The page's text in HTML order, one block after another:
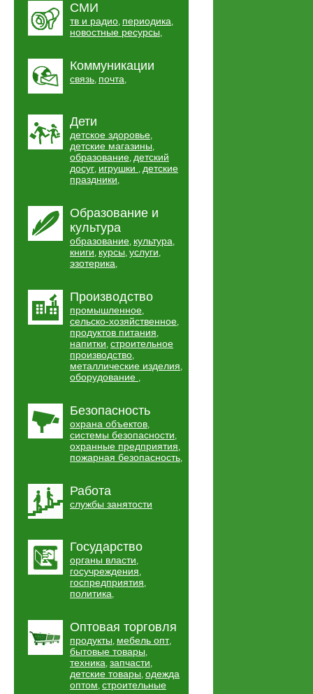
СМИ
тв и радио, периодика,
новостные ресурсы,
Коммуникации
связь, почта,
Дети
детское здоровье,
детские магазины,
образование, детский
досуг, игрушки , детские
праздники,
Образование и
культура
образование, культура,
книги, курсы, услуги,
эзотерика,
Производство
промышленное,
сельско-хозяйственное,
продуктов питания,
напитки, строительное
производство,
металлические изделия,
оборудование ,
Безопасность
охрана объектов,
системы безопасности,
охранные предприятия,
пожарная безопасность,
Работа
службы занятости
Государство
органы власти,
госучреждения,
госпредприятия,
политика,
Оптовая торговля
продукты, мебель опт,
бытовые товары,
техника, запчасти,
детские товары, одежда
оптом, строительные